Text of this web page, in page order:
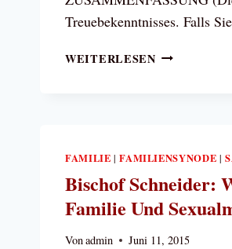
Treuebekenntnisses. Falls
WEITERLESEN
ÜBER
DIE
EHE
UND
ZU
FAMILIE |FAMILIENSYNODE |
Bischof Schneider:
Familie Und
Vonadmin Juni 11, 2015